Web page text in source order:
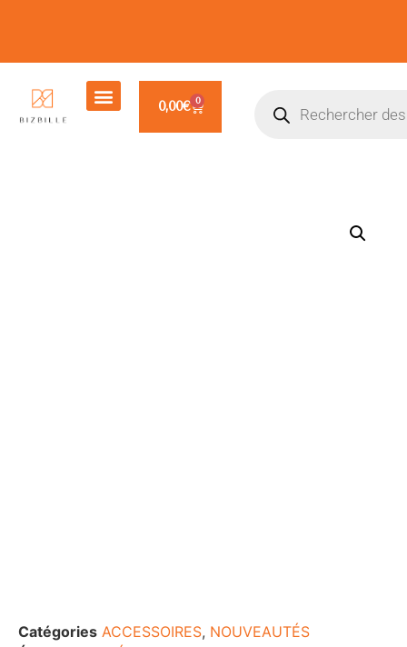
0,00€ 0
Catégories ACCESSOIRES, NOUVEAUTÉS